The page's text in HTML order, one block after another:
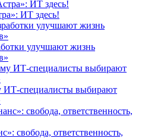
ИТ здесь!
улучшают жизнь
ИТ-специалисты выбирают
свобода, ответственность,